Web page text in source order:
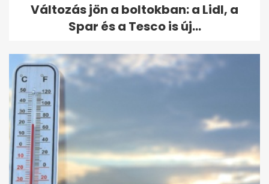
Változás jön a boltokban: a Lidl, a
Spar és a Tesco is új...